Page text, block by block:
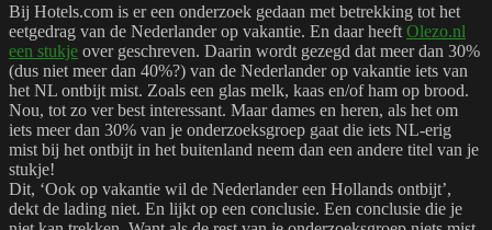
Bij Hotels.com is er een onderzoek gedaan met betrekking tot het
eetgedrag van de Nederlander op vakantie. En daar heeft Olezo.nl
een stukje over geschreven. Daarin wordt gezegd dat meer dan 30%
(dus niet meer dan 40%?) van de Nederlander op vakantie iets van
het NL ontbijt mist. Zoals een glas melk, kaas en/of ham op brood.
Nou, tot zo ver best interessant. Maar dames en heren, als het om
iets meer dan 30% van je onderzoeksgroep gaat die iets NL-erig
mist bij het ontbijt in het buitenland neem dan een andere titel van je
stukje!
Dit, ‘Ook op vakantie wil de Nederlander een Hollands ontbijt’,
dekt de lading niet. En lijkt op een conclusie. Een conclusie die je